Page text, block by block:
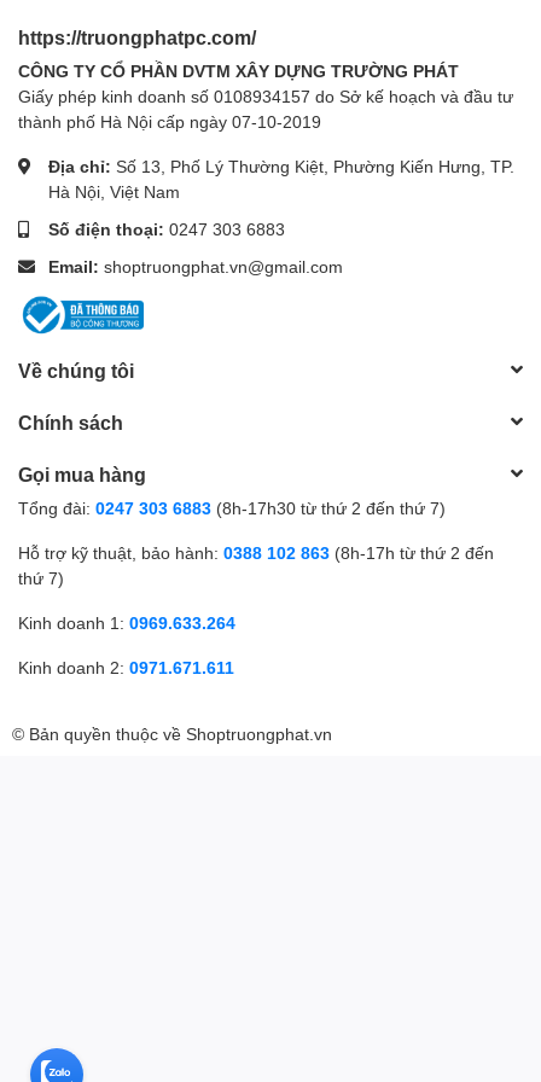
https://truongphatpc.com/
CÔNG TY CỔ PHẦN DVTM XÂY DỰNG TRƯỜNG PHÁT
Giấy phép kinh doanh số 0108934157 do Sở kế hoạch và đầu tư
thành phố Hà Nội cấp ngày 07-10-2019
Địa chỉ: Số 13, Phố Lý Thường Kiệt, Phường Kiến Hưng, TP.
Hà Nội, Việt Nam
Số điện thoại: 0247 303 6883
Email: shoptruongphat.vn@gmail.com
Về chúng tôi
Chính sách
Gọi mua hàng
Tổng đài: 0247 303 6883 (8h-17h30 từ thứ 2 đến thứ 7)
Hỗ trợ kỹ thuật, bảo hành: 0388 102 863 (8h-17h từ thứ 2 đến
thứ 7)
Kinh doanh 1: 0969.633.264
Kinh doanh 2: 0971.671.611
© Bản quyền thuộc về Shoptruongphat.vn